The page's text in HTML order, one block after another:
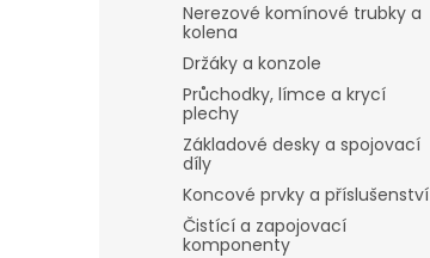
Nerezové komínové trubky a
kolena
Držáky a konzole
Průchodky, límce a krycí
plechy
Základové desky a spojovací
díly
Koncové prvky a příslušenství
Čistící a zapojovací
komponenty